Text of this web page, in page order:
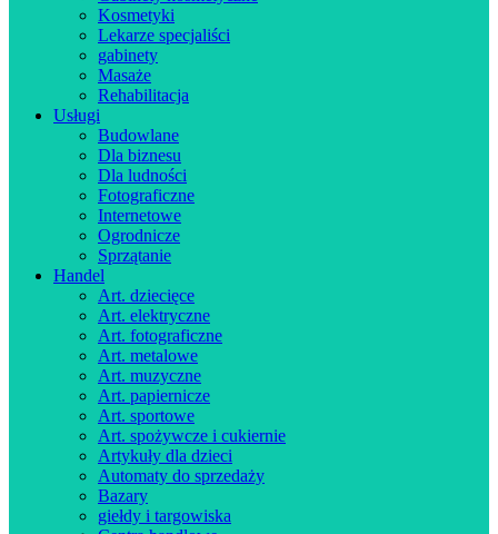
Kosmetyki
Lekarze specjaliści
gabinety
Masaże
Rehabilitacja
Usługi
Budowlane
Dla biznesu
Dla ludności
Fotograficzne
Internetowe
Ogrodnicze
Sprzątanie
Handel
Art. dziecięce
Art. elektryczne
Art. fotograficzne
Art. metalowe
Art. muzyczne
Art. papiernicze
Art. sportowe
Art. spożywcze i cukiernie
Artykuły dla dzieci
Automaty do sprzedaży
Bazary
giełdy i targowiska